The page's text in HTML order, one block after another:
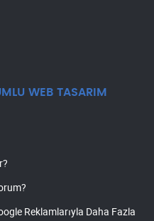
WEB TASARIM
Reklamlarıyla Daha Fazla